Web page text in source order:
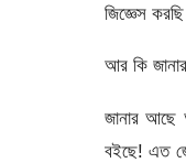
জিজ্ঞেস
আর কি
জানার আছে
বইছে! এত